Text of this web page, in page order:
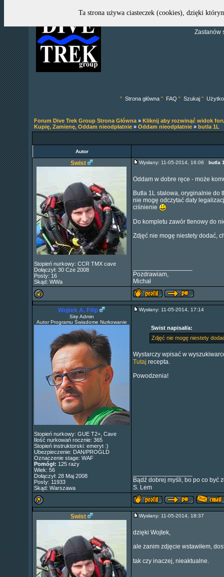
Zastanów
" Strona główna " FAQ " Szukaj "
Forum Dive Trek Group Strona Główna» Kliknij aby rozwinąć widok
Kupię, Zamienę, Oddam nieodpłatnie» Oddam nieodpłatnie» butla 1L
Autor
Swist
Stopień nurkowy: CCR TMX cave
Dołączył: 30 Cze 2008
Posty: 16
Skąd: WWa
Wysłany: 11-05-2014, 16:06 butla
Oddam w dobre ręce - może
Butla 1L stalowa, oryginalnie do
nie mogę odczytać daty
ciśnienie
Do kompletu zawór tlenowy do
Zdjęć nie mogę niestety dodać,
Pozdrawiam,
Michał
Wojtek A. Filip
Site Admin
Autor Programu Świadome Nurkowanie
Stopień nurkowy: GUE T2+, Cave
Ilość nurkowań rocznie: 365
Stopień instruktorski: emeryt :)
Ubezpieczenie: DAN/PROGLD
Oznaczenie stage: WAF
Pomógł: 125 razy
Wiek: 56
Dołączył: 28 Maj 2008
Posty: 11933
Skąd: Warszawa
Wysłany: 11-05-2014, 17:14
Swist napisał/a:
Zdjęć nie mogę niestety
Wystarczy wpisać w
Tutaj recepta.
Powodzenia!
Bądź dobrej myśli, bo po co być
S. Lem
Swist Wysłany: 11-05-2014, 18:37
dzięki Wojtek,
ale zanim zdjęcie wstawiłem,
tak czy inaczej, nieaktualne.
Ta strona używa ciasteczek (cookies), dzięki